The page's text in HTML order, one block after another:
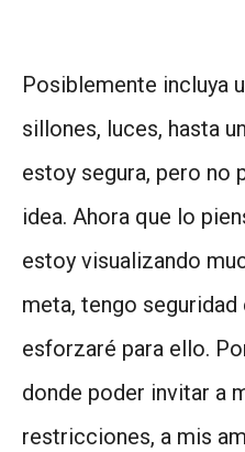
Posiblemente incluya
sillones, luces, hasta
estoy segura, pero no
idea. Ahora que lo
estoy visualizando
meta, tengo
esforzaré para ello.
donde poder invitar a
restricciones, a mis